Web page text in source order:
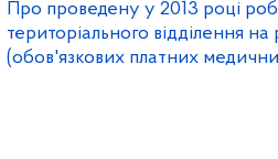
Про проведену у 2013 році
територіального відділення
(обов'язкових платних